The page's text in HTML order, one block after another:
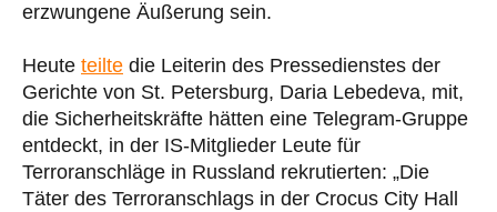
erzwungene Äußerung sein.
Heute teilte die Leiterin des Pressedienstes der
Gerichte von St. Petersburg, Daria Lebedeva, mit,
die Sicherheitskräfte hätten eine Telegram-Gruppe
entdeckt, in der IS-Mitglieder Leute für
Terroranschläge in Russland rekrutierten: „Die
Täter des Terroranschlags in der Crocus City Hall